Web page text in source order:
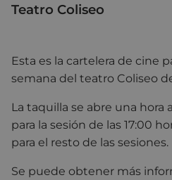
Teatro Coliseo
Esta es la cartelera de cine
semana del teatro Coliseo
La taquilla se abre una hora
para la sesión de las 17:00
para el resto de las sesiones.
Se puede obtener más